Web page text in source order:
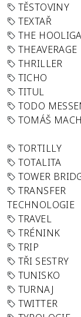
TĚSTOVINY
TEXTAŘ
THE
THEAVERAGE
THRILLER
TICHO
TITUL
TODO
TOMÁŠ
TORTILLY
TOTALITA
TOWER
TRANSFER
TECHNOLOGIE
TRAVEL
TRÉNINK
TRIP
TŘI SESTRY
TUNISKO
TURNAJ
TWITTER